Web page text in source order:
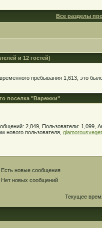
Все разделы
и 12 гостей)
пребывания 1,613, это
поселка "Варежки"
2,849, Пользователи: 1,099,
нового пользователя,
Есть новые сообщения
Нет новых сообщений
Текущее